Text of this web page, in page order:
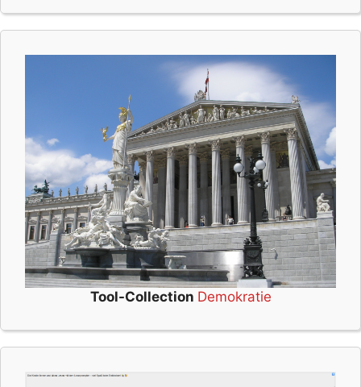
Tool-Collection Demokratie